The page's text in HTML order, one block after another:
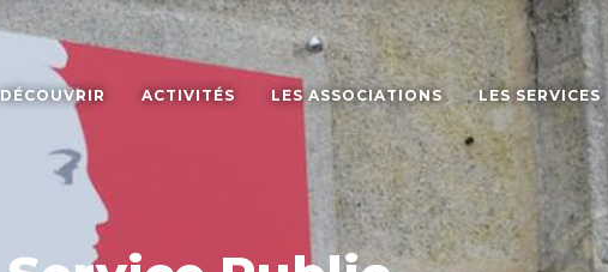
DÉCOUVRIR ACTIVITÉS LES ASSOCIATIONS LES SERVICES